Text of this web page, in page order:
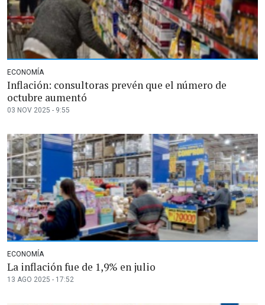
ECONOMÍA
Inflación: consultoras prevén que el número de
octubre aumentó
03 NOV 2025 - 9:55
ECONOMÍA
La inflación fue de 1,9% en julio
13 AGO 2025 - 17:52